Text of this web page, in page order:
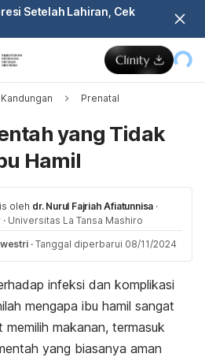
Setelah Lahiran, Cek
Prenatal
yang Tidak
Hamil
oleh dr. Nurul Fajriah Afiatunnisa ·
· Universitas La Tansa Mashiro
· Tanggal diperbarui 08/11/2024
infeksi dan komplikasi
mengapa ibu hamil sangat
makanan, termasuk
yang biasanya aman